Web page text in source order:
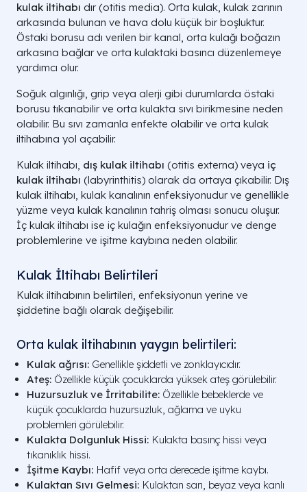
kulak iltihabı dır (otitis media). Orta kulak, kulak zarının
arkasında bulunan ve hava dolu küçük bir boşluktur.
Östaki borusu adı verilen bir kanal, orta kulağı boğazın
arkasına bağlar ve orta kulaktaki basıncı düzenlemeye
yardımcı olur.
Soğuk algınlığı, grip veya alerji gibi durumlarda östaki
borusu tıkanabilir ve orta kulakta sıvı birikmesine neden
olabilir. Bu sıvı zamanla enfekte olabilir ve orta kulak
iltihabına yol açabilir.
Kulak iltihabı, dış kulak iltihabı (otitis externa) veya iç
kulak iltihabı (labyrinthitis) olarak da ortaya çıkabilir. Dış
kulak iltihabı, kulak kanalının enfeksiyonudur ve genellikle
yüzme veya kulak kanalının tahriş olması sonucu oluşur.
İç kulak iltihabı ise iç kulağın enfeksiyonudur ve denge
problemlerine ve işitme kaybına neden olabilir.
Kulak İltihabı Belirtileri
Kulak iltihabının belirtileri, enfeksiyonun yerine ve
şiddetine bağlı olarak değişebilir.
Orta kulak iltihabının yaygın belirtileri:
Kulak ağrısı: Genellikle şiddetli ve zonklayıcıdır.
Ateş: Özellikle küçük çocuklarda yüksek ateş görülebilir.
Huzursuzluk ve İrritabilite: Özellikle bebeklerde ve
küçük çocuklarda huzursuzluk, ağlama ve uyku
problemleri görülebilir.
Kulakta Dolgunluk Hissi: Kulakta basınç hissi veya
tıkanıklık hissi.
İşitme Kaybı: Hafif veya orta derecede işitme kaybı.
Kulaktan Sıvı Gelmesi: Kulaktan sarı, beyaz veya kanlı